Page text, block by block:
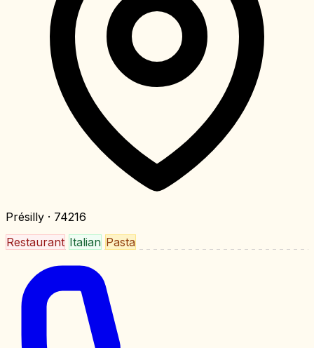
Présilly · 74216
Restaurant Italian Pasta